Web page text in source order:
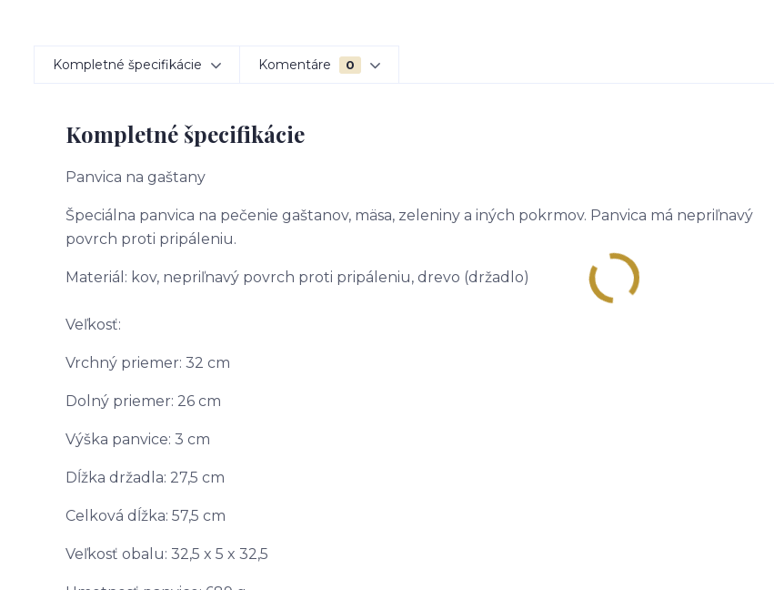
Kompletné špecifikácie Komentáre 0
Kompletné špecifikácie
Panvica na gaštany
Špeciálna panvica na pečenie gaštanov, mäsa, zeleniny a iných pokrmov. Panvica má nepriľnavý
povrch proti pripáleniu.
Materiál: kov, nepriľnavý povrch proti pripáleniu, drevo (držadlo)
Veľkosť:
Vrchný priemer: 32 cm
Dolný priemer: 26 cm
Výška panvice: 3 cm
Dĺžka držadla: 27,5 cm
Celková dĺžka: 57,5 cm
Veľkosť obalu: 32,5 x 5 x 32,5